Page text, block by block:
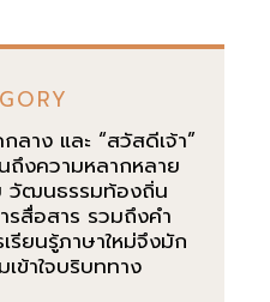
ลาง และ “สวัสดีเจ้า”
ถึงความหลากหลาย
วัฒนธรรมท้องถิ่น
สื่อสาร รวมถึงคำ
รียนรู้ภาษาใหม่จึงมัก
ข้าใจบริบททาง